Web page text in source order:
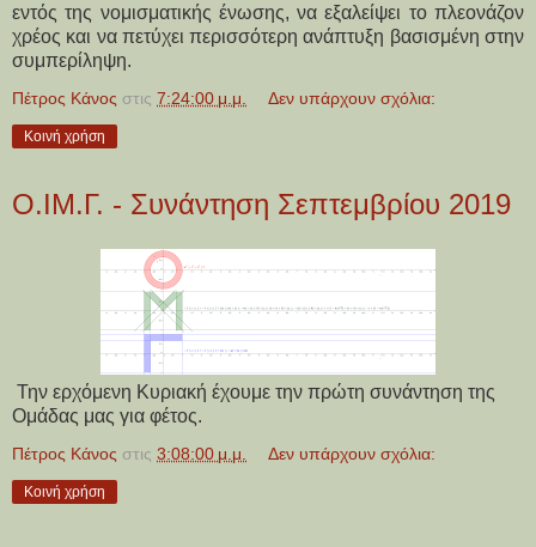
εντός της νομισματικής ένωσης, να εξαλείψει το πλεονάζον
χρέος και να πετύχει περισσότερη ανάπτυξη βασισμένη στην
συμπερίληψη.
Πέτρος Κάνος στις 7:24:00 μ.μ. Δεν υπάρχουν σχόλια:
Κοινή χρήση
Ο.ΙΜ.Γ. - Συνάντηση Σεπτεμβρίου 2019
Την ερχόμενη Κυριακή έχουμε την πρώτη συνάντηση της
Ομάδας μας για φέτος.
Πέτρος Κάνος στις 3:08:00 μ.μ. Δεν υπάρχουν σχόλια:
Κοινή χρήση